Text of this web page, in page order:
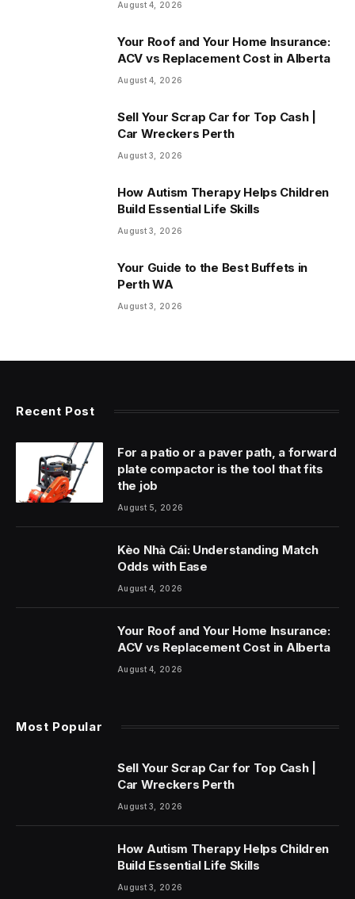
August 4, 2026
Your Roof and Your Home Insurance:
ACV vs Replacement Cost in Alberta
August 4, 2026
Sell Your Scrap Car for Top Cash |
Car Wreckers Perth
August 3, 2026
How Autism Therapy Helps Children
Build Essential Life Skills
August 3, 2026
Your Guide to the Best Buffets in
Perth WA
August 3, 2026
Recent Post
For a patio or a paver path, a forward
plate compactor is the tool that fits
the job
August 5, 2026
Kèo Nhà Cái: Understanding Match
Odds with Ease
August 4, 2026
Your Roof and Your Home Insurance:
ACV vs Replacement Cost in Alberta
August 4, 2026
Most Popular
Sell Your Scrap Car for Top Cash |
Car Wreckers Perth
August 3, 2026
How Autism Therapy Helps Children
Build Essential Life Skills
August 3, 2026